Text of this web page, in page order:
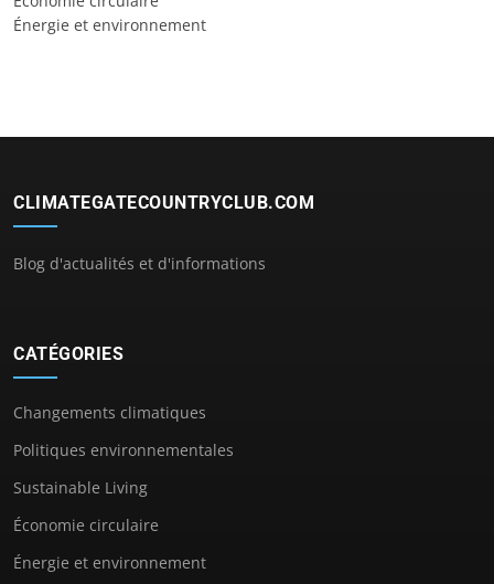
Énergie et environnement
CLIMATEGATECOUNTRYCLUB.COM
Blog d'actualités et d'informations
CATÉGORIES
Changements climatiques
Politiques environnementales
Sustainable Living
Économie circulaire
Énergie et environnement